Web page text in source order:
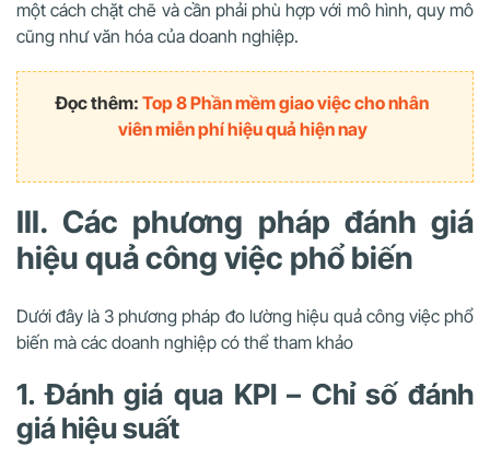
một cách chặt chẽ và cần phải phù hợp với mô hình, quy mô
cũng như văn hóa của doanh nghiệp.
Đọc thêm: Top 8 Phần mềm giao việc cho nhân
viên miễn phí hiệu quả hiện nay
III. Các phương pháp đánh giá
hiệu quả công việc phổ biến
Dưới đây là 3 phương pháp đo lường hiệu quả công việc phổ
biến mà các doanh nghiệp có thể tham khảo
1. Đánh giá qua KPI – Chỉ số đánh
giá hiệu suất